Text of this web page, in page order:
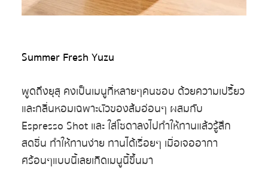
Summer Fresh Yuzu
พูดถึงยุสุ คงเป็นเมนูที่หลายๆคนชอบ ด้วยความเปรี้ยว
และกลิ่นหอมเฉพาะตัวของส้มอ่อนๆ ผสมกับ
Espresso Shot และ ใส่โซดาลงไปทำให้ทานแล้วรู้สึก
สดชื่น ทำให้ทานง่าย ทานได้เรื่อยๆ เมื่อเจออากา
ศร้อนๆแบบนี้เลยเกิดเมนูนี้ขึ้นมา